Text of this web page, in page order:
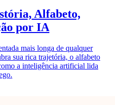
Alfabeto,
por IA
mais longa de qualquer
sua rica trajetória, o alfabeto
a inteligência artificial lida